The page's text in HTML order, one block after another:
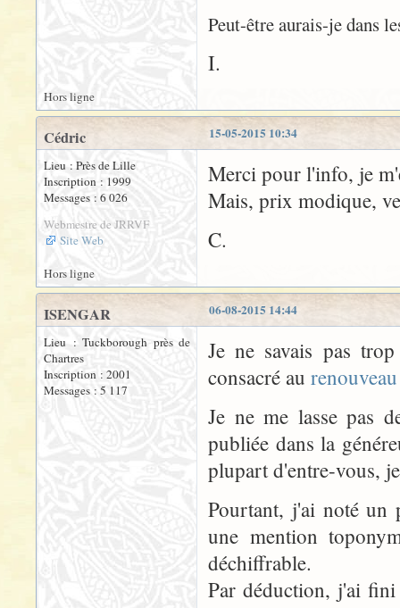
Peut-être aurais-je dans
I.
Hors ligne
15-05-2015 10:34
Cédric
Lieu : Près de Lille
Inscription : 1999
Messages : 6 026
Webmestre de JRRVF
Site Web
Merci pour l'info, je
Mais, prix modique,
C.
Hors ligne
06-08-2015 14:44
ISENGAR
Lieu : Tuckborough près de
Chartres
Inscription : 2001
Messages : 5 117
Je ne savais pas
consacré au
Je ne me lasse pas
publiée dans la
plupart d'entre-vous,
Pourtant, j'ai noté un
une mention
déchiffrable.
Par déduction, j'ai